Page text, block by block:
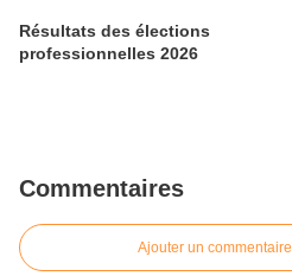
Résultats des élections
professionnelles 2026
Commentaires
Ajouter un commentaire